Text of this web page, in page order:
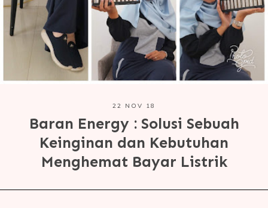
22 NOV 18
Baran Energy : Solusi Sebuah
Keinginan dan Kebutuhan
Menghemat Bayar Listrik